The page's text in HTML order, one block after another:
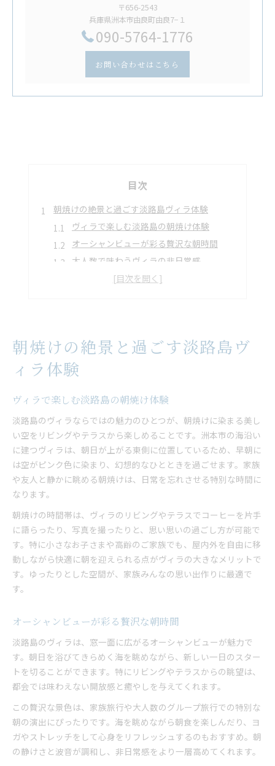
〒656-2543
兵庫県洲本市由良町由良7−１
​090-5764-1776
お問い合わせはこちら
目次
朝焼けの絶景と過ごす淡路島ヴィラ体験
ヴィラで楽しむ淡路島の朝焼け体験
オーシャンビューが彩る贅沢な朝時間
大人数で味わうヴィラの非日常感
家族旅行に人気のヴィラ朝の過ごし方
家族団らんが深まる広々ヴィラ空間
貸切ヴィラならではのプライベート感
ヴィラで大人数に嬉しい設備と工夫
サウナで極上リラックスを味わう淡路島旅
本格サウナが魅力のヴィラ体験とは
海を眺めながら入るヴィラのサウナ時間
サウナ好きも満足する快適な設備の秘密
氷で温度調整できる水風呂の楽しみ方
バーベキューを満喫できるヴィラ選びのコツ
ヴィラで楽しむバーベキューの工夫
大人数向けヴィラのBBQ設備ポイント
雨天でも安心な屋根付きBBQスペース
オーシャンビューが生み出す非日常のひととき
ヴィラならではの開放的な海の眺め
家族で感じるオーシャンビューの魅力
大人数で楽しむ絶景とリビング空間
朝焼けと海景色が彩る特別なひととき
ヴィラ選びで重視したい眺望のポイント
淡路島ヴィラで叶える家族団らんの秘訣
ヴィラで自然と家族が集まる理由
大人数でも心地よい団らんスペースの工夫
朝焼けの絶景と過ごす淡路島ヴ
ィラ体験
ヴィラで楽しむ淡路島の朝焼け体験
淡路島のヴィラならではの魅力のひとつが、朝焼けに染まる美し
い空をリビングやテラスから楽しめることです。洲本市の海沿い
に建つヴィラは、朝日が上がる東側に位置しているため、早朝に
は空がピンク色に染まり、幻想的なひとときを過ごせます。家族
や友人と静かに眺める朝焼けは、日常を忘れさせる特別な時間に
なります。
朝焼けの時間帯は、ヴィラのリビングやテラスでコーヒーを片手
に語らったり、写真を撮ったりと、思い思いの過ごし方が可能で
す。特に小さなお子さまや高齢のご家族でも、屋内外を自由に移
動しながら快適に朝を迎えられる点がヴィラの大きなメリットで
す。ゆったりとした空間が、家族みんなの思い出作りに最適で
す。
オーシャンビューが彩る贅沢な朝時間
淡路島のヴィラは、窓一面に広がるオーシャンビューが魅力で
す。朝日を浴びてきらめく海を眺めながら、新しい一日のスター
トを切ることができます。特にリビングやテラスからの眺望は、
都会では味わえない開放感と癒やしを与えてくれます。
この贅沢な景色は、家族旅行や大人数のグループ旅行での特別な
朝の演出にぴったりです。海を眺めながら朝食を楽しんだり、ヨ
ガやストレッチをして心身をリフレッシュするのもおすすめ。朝
の静けさと波音が調和し、非日常感をより一層高めてくれます。